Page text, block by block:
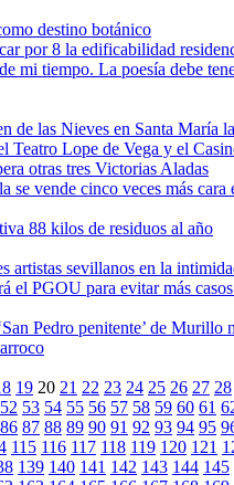
destino botánico
por 8 la edificabilidad
mi tiempo. La poesía debe
de las Nieves en Santa María
Teatro Lope de Vega y el
otras tres Victorias Aladas
vende cinco veces más cara
88 kilos de residuos al año
artistas sevillanos en la
PGOU para evitar más
Pedro penitente’ de Murillo
19 20 21 22 23 24 25 26 27 28
52 53 54 55 56 57 58 59 60 61
86 87 88 89 90 91 92 93 94 95
115 116 117 118 119 120 121
139 140 141 142 143 144 145